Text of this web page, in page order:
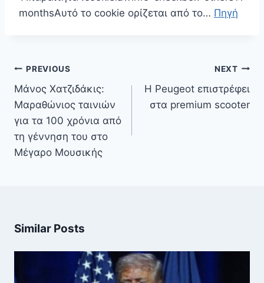
monthsΑυτό το cookie ορίζεται από το… Πηγή
Πλοήγηση
άρθρων
PREVIOUS
Μάνος Χατζιδάκις:
Μαραθώνιος ταινιών
για τα 100 χρόνια από
τη γέννηση του στο
Μέγαρο Μουσικής
NEXT
H Peugeot επιστρέφει
στα premium scooter
Similar Posts